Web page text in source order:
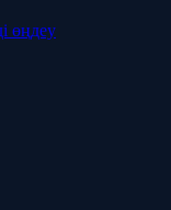
өңдеу